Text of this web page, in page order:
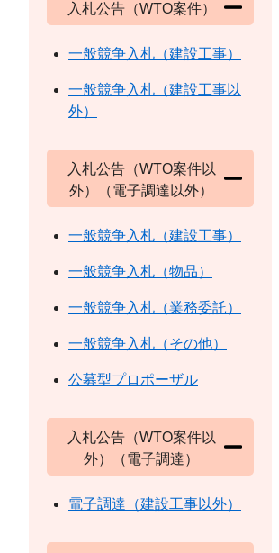
入札公告（WTO案件）
一般競争入札（建設工事）
一般競争入札（建設工事以
外）
入札公告（WTO案件以
外）（電子調達以外）
一般競争入札（建設工事）
一般競争入札（物品）
一般競争入札（業務委託）
一般競争入札（その他）
公募型プロポーザル
入札公告（WTO案件以
外）（電子調達）
電子調達（建設工事以外）